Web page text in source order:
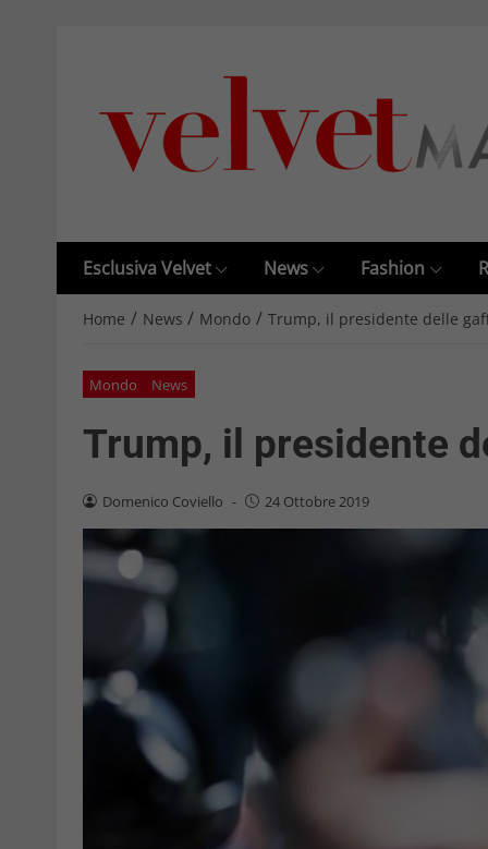
Esclusiva Velvet News Fashion
Home / News / Mondo / Trump, il presidente delle
Mondo News
Trump, il presidente
Domenico Coviello - 24 Ottobre 2019